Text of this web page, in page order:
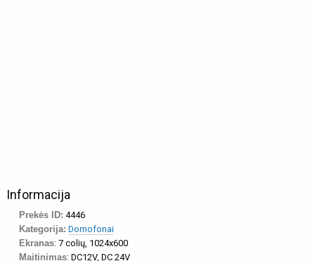
Informacija
Prekės ID: 4446
Kategorija: Domofonai
Ekranas: 7 colių, 1024x600
Maitinimas: DC12V, DC 24V